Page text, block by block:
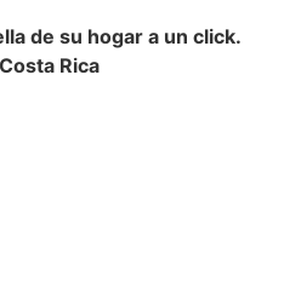
de su hogar a un click.
Rica